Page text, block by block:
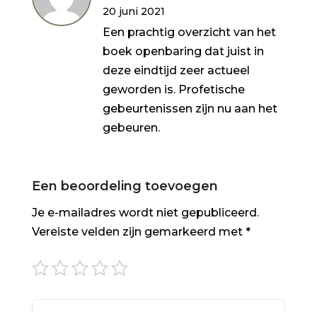
20 juni 2021
Een prachtig overzicht van het
boek openbaring dat juist in
deze eindtijd zeer actueel
geworden is. Profetische
gebeurtenissen zijn nu aan het
gebeuren.
Een beoordeling toevoegen
Je e-mailadres wordt niet gepubliceerd.
Vereiste velden zijn gemarkeerd met *